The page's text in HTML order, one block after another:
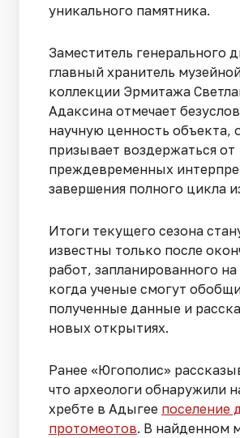
уникального памятника.
Заместитель генерального
главный хранитель
коллекции Эрмитажа
Адаксина отмечает
научную ценность объекта,
призывает воздержаться от
преждевременных
завершения полного цикла
Итоги текущего сезона
известны только после
работ, запланированного на
когда ученые смогут
полученные данные и
новых открытиях.
Ранее «Югополис»
что археологи обнаружили
хребте в Адыгее поселение
протомеотов. В найденном